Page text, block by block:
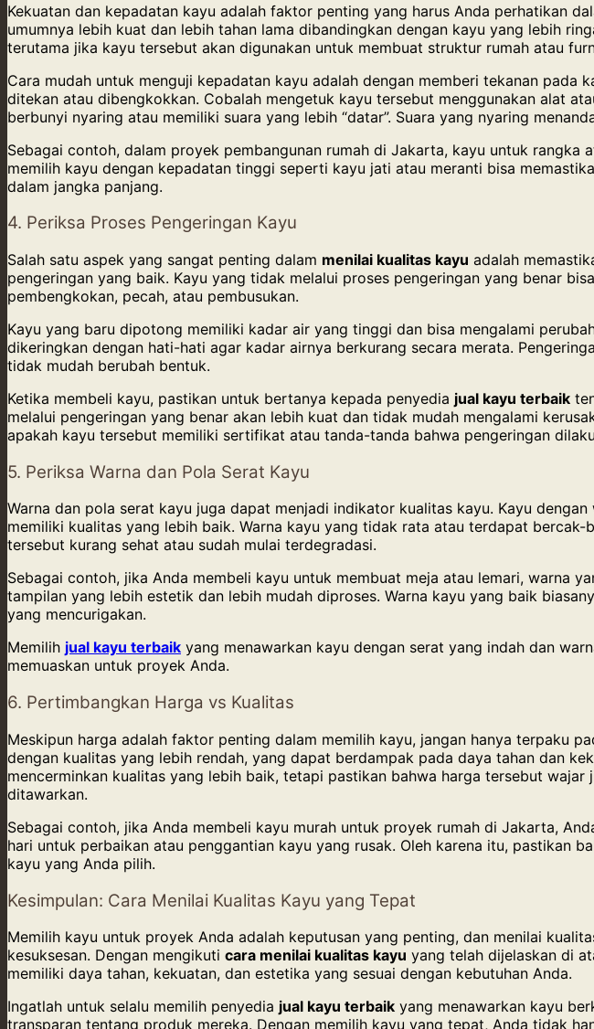
Kekuatan dan kepadatan kayu adalah faktor penting yang harus Anda perhatikan
umumnya lebih kuat dan lebih tahan lama dibandingkan dengan kayu yang lebih
terutama jika kayu tersebut akan digunakan untuk membuat struktur rumah atau
Cara mudah untuk menguji kepadatan kayu adalah dengan memberi tekanan pada
ditekan atau dibengkokkan. Cobalah mengetuk kayu tersebut menggunakan alat
berbunyi nyaring atau memiliki suara yang lebih “datar”. Suara yang nyaring
Sebagai contoh, dalam proyek pembangunan rumah di Jakarta, kayu untuk rangka
memilih kayu dengan kepadatan tinggi seperti kayu jati atau meranti bisa
dalam jangka panjang.
4. Periksa Proses Pengeringan Kayu
Salah satu aspek yang sangat penting dalam menilai kualitas kayu adalah
pengeringan yang baik. Kayu yang tidak melalui proses pengeringan yang benar
pembengkokan, pecah, atau pembusukan.
Kayu yang baru dipotong memiliki kadar air yang tinggi dan bisa mengalami
dikeringkan dengan hati-hati agar kadar airnya berkurang secara merata.
tidak mudah berubah bentuk.
Ketika membeli kayu, pastikan untuk bertanya kepada penyedia jual kayu terbaik
melalui pengeringan yang benar akan lebih kuat dan tidak mudah mengalami
apakah kayu tersebut memiliki sertifikat atau tanda-tanda bahwa pengeringan
5. Periksa Warna dan Pola Serat Kayu
Warna dan pola serat kayu juga dapat menjadi indikator kualitas kayu. Kayu
memiliki kualitas yang lebih baik. Warna kayu yang tidak rata atau terdapat
tersebut kurang sehat atau sudah mulai terdegradasi.
Sebagai contoh, jika Anda membeli kayu untuk membuat meja atau lemari, warna
tampilan yang lebih estetik dan lebih mudah diproses. Warna kayu yang baik
yang mencurigakan.
Memilih jual kayu terbaik yang menawarkan kayu dengan serat yang indah dan
memuaskan untuk proyek Anda.
6. Pertimbangkan Harga vs Kualitas
Meskipun harga adalah faktor penting dalam memilih kayu, jangan hanya terpaku
dengan kualitas yang lebih rendah, yang dapat berdampak pada daya tahan dan
mencerminkan kualitas yang lebih baik, tetapi pastikan bahwa harga tersebut
ditawarkan.
Sebagai contoh, jika Anda membeli kayu murah untuk proyek rumah di Jakarta,
hari untuk perbaikan atau penggantian kayu yang rusak. Oleh karena itu, pastikan
kayu yang Anda pilih.
Kesimpulan: Cara Menilai Kualitas Kayu yang Tepat
Memilih kayu untuk proyek Anda adalah keputusan yang penting, dan menilai
kesuksesan. Dengan mengikuti cara menilai kualitas kayu yang telah dijelaskan di
memiliki daya tahan, kekuatan, dan estetika yang sesuai dengan kebutuhan Anda.
Ingatlah untuk selalu memilih penyedia jual kayu terbaik yang menawarkan kayu
transparan tentang produk mereka. Dengan memilih kayu yang tepat, Anda tidak